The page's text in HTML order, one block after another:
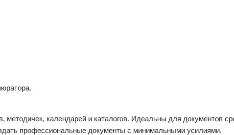
календарей и каталогов. Идеальны для документов
профессиональные документы с минимальными усилиями.